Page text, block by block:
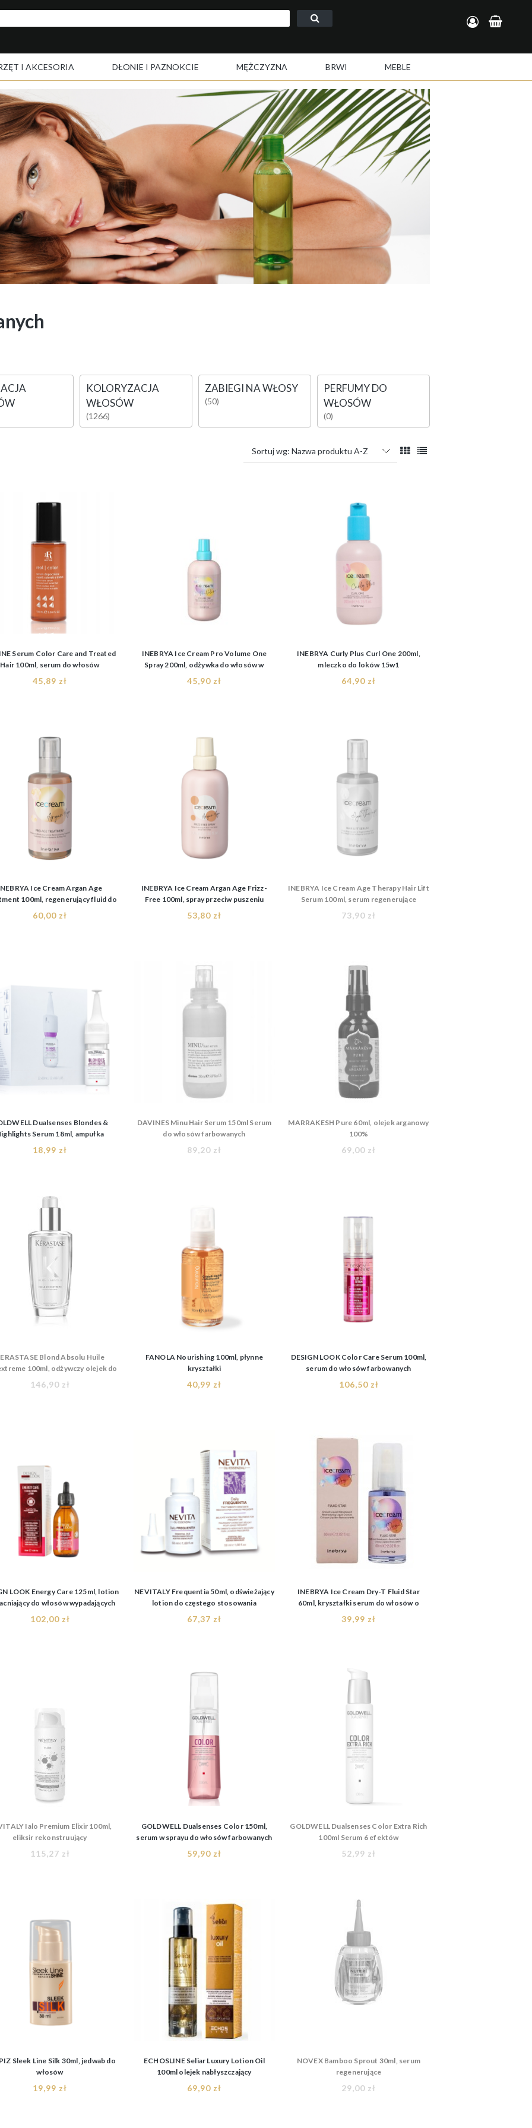
I AKCESORIA DŁONIE I PAZNOKCIE MĘŻCZYZNA BRWI MEBLE
KOLORYZACJA
WŁOSÓW
(1266)
ZABIEGI NA WŁOSY
(50)
PERFUMY DO
WŁOSÓW
(0)
Sortuj wg: Nazwa produktu A-Z
Serum Color Care and Treated
Hair 100ml, serum do włosów
farbowanych
45,89 zł
INEBRYA Ice Cream Pro Volume One
Spray 200ml, odżywka do włosów w
45,90 zł
INEBRYA Curly Plus Curl One 200ml,
mleczko do loków 15w1
64,90 zł
Ice Cream Argan Age
100ml, regenerujący fluid do
włosów dojrzałych
60,00 zł
INEBRYA Ice Cream Argan Age Frizz-
Free 100ml, spray przeciw puszeniu
53,80 zł
INEBRYA Ice Cream Age Therapy Hair Lift
Serum 100ml, serum regenerujące
73,90 zł
Dualsenses Blondes &
Serum 18ml, ampułka
przypieczętowująca kolor
18,99 zł
DAVINES Minu Hair Serum 150ml Serum
do włosów farbowanych
89,20 zł
MARRAKESH Pure 60ml, olejek arganowy
100%
69,00 zł
Blond Absolu Huile
100ml, odżywczy olejek do
146,90 zł
FANOLA Nourishing 100ml, płynne
kryształki
40,99 zł
DESIGN LOOK Color Care Serum 100ml,
serum do włosów farbowanych
106,50 zł
LOOK Energy Care 125ml, lotion
do włosów wypadających
102,00 zł
NEVITALY Frequentia 50ml, odświeżający
lotion do częstego stosowania
67,37 zł
INEBRYA Ice Cream Dry-T Fluid Star
60ml, kryształki serum do włosów o
zapachu mango
39,99 zł
Ialo Premium Elixir 100ml,
eliksir rekonstruujący
115,27 zł
GOLDWELL Dualsenses Color 150ml,
serum w sprayu do włosów farbowanych
59,90 zł
GOLDWELL Dualsenses Color Extra Rich
100ml Serum 6 efektów
52,99 zł
Sleek Line Silk 30ml, jedwab do
włosów
19,99 zł
ECHOSLINE Seliar Luxury Lotion Oil
100ml olejek nabłyszczający
69,90 zł
NOVEX Bamboo Sprout 30ml, serum
regenerujące
29,00 zł